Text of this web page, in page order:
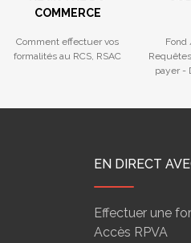
COMMERCE
Comment effectuer vos
formalités au RCS, RSAC
payer -
EN DIRECT
Effectuer une
Accès RPVA